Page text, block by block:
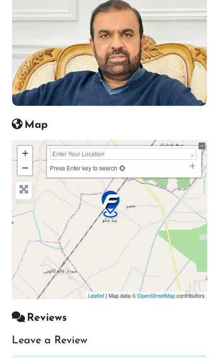
Map
+
−
Press Enter key to search
Leaflet | Map data ©OpenStreetMapcontributors
Reviews
Leave a Review